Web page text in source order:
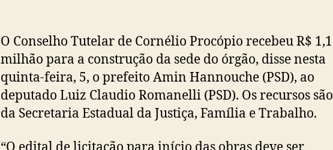
O Conselho Tutelar de Cornélio Procópio recebeu R$ 1,1
milhão para a construção da sede do órgão, disse nesta
quinta-feira, 5, o prefeito Amin Hannouche (PSD), ao
deputado Luiz Claudio Romanelli (PSD). Os recursos são
da Secretaria Estadual da Justiça, Família e Trabalho.